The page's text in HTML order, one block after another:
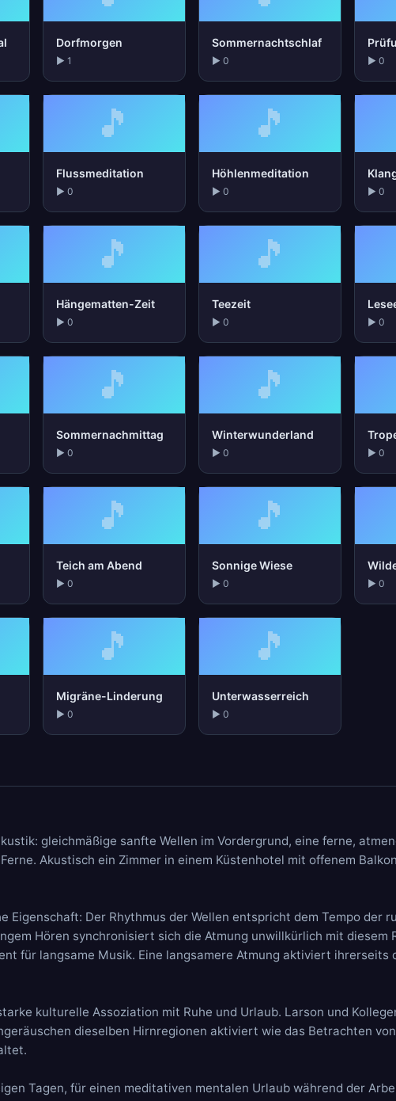
Dorfmorgen
▶ 1
Sommernachtschlaf
▶ 0 ▶ 0
🎵
Flussmeditation
▶ 0
🎵
Höhlenmeditation
▶ 0 ▶ 0
🎵
Hängematten-Zeit
▶ 0
🎵
Teezeit
▶ 0 ▶ 0
🎵
Sommernachmittag
▶ 0
🎵
Winterwunderland
▶ 0 ▶ 0
🎵
Teich am Abend
▶ 0
🎵
Sonnige Wiese
▶ 0 ▶ 0
🎵
Migräne-Linderung
▶ 0
🎵
Unterwasserreich
▶ 0
gleichmäßige sanfte Wellen im Vordergrund, eine ferne,
Akustisch ein Zimmer in einem Küstenhotel mit offenem
Der Rhythmus der Wellen entspricht dem Tempo der
Hören synchronisiert sich die Atmung unwillkürlich mit diesem
für langsame Musik. Eine langsamere Atmung aktiviert ihrerseits
kulturelle Assoziation mit Ruhe und Urlaub. Larson und
dieselben Hirnregionen aktiviert wie das Betrachten
Tagen, für einen meditativen mentalen Urlaub während der